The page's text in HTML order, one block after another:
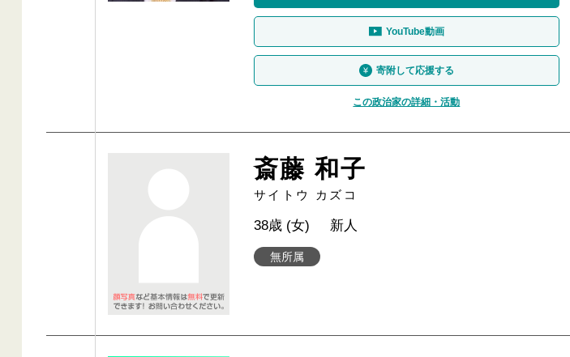
YouTube動画
寄附して応援する
この政治家の詳細・活動
斎藤 和子
サイトウ カズコ
無所属
38歳 (女) 新人